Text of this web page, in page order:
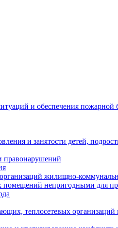
и обеспечения пожарной
и занятости детей,
правонарушений
жилищно-
помещений непригодными для
теплосетевых организаций